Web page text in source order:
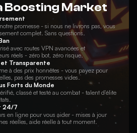
Boosting Market
promesse - si nous ne livrons pas, vous
complet. Sans questions.
avec routes VPN avancées et
réels - zéro bot, zéro risque.
Transparente
à des prix honnêtes - vous payez pour
pas des promesses vides.
Forts du Monde
classé et testé au combat - talent d'élite
24/7
en ligne pour vous aider - mises à jour
réelles, aide réelle à tout moment.